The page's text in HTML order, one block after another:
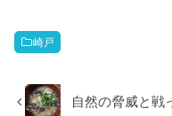
崎戸
自然の脅威と戦